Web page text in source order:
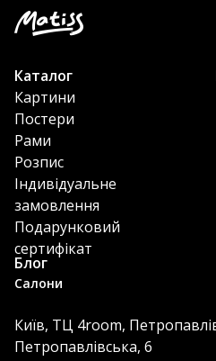
Салони
Київ, ТЦ 4room,
Петропавлівська, 6
Каталог
Картини
Постери
Рами
Розпис
Індивідуальне
замовлення
Подарунковий
сертифікат
Блог